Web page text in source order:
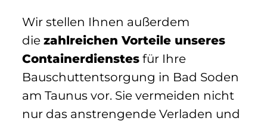
Wir stellen Ihnen außerdem
die zahlreichen Vorteile unseres
Containerdienstes für Ihre
Bauschuttentsorgung in Bad Soden
am Taunus vor. Sie vermeiden nicht
nur das anstrengende Verladen und